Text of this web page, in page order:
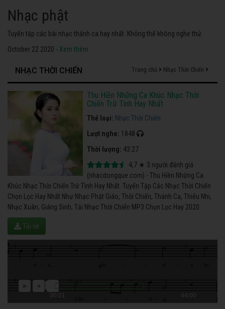
Nhạc phật
Tuyển tập các bài nhạc thánh ca hay nhất. Không thể không nghe thử.
October 22 2020 - Xem thêm
NHẠC THỜI CHIẾN Trang chủ Nhạc Thời Chiến
Thu Hiền Những Ca Khúc Nhạc Thời
Chiến Trữ Tình Hay Nhất
Thể loại: Nhạc Thời Chiến
Lượt nghe: 1848
Thời lượng: 43:27
4,7 ★ 3 người đánh giá
(nhacdongque.com) - Thu Hiền Những Ca
Khúc Nhạc Thời Chiến Trữ Tình Hay Nhất. Tuyển Tập Các Nhạc Thời Chiến
Chọn Lọc Hay Nhất Như Nhạc Phật Giáo, Thời Chiến, Thánh Ca, Thiếu Nhi,
Nhạc Xuân, Giáng Sinh, Tải Nhạc Thời Chiến MP3 Chọn Lọc Hay 2020.
Tải về
00:01 44:00